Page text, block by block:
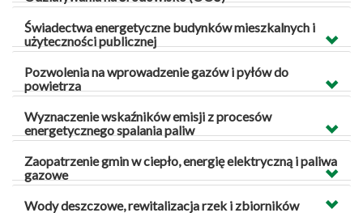
Świadectwa energetyczne budynków mieszkalnych i
użyteczności publicznej
Pozwolenia na wprowadzenie gazów i pyłów do
powietrza
Wyznaczenie wskaźników emisji z procesów
energetycznego spalania paliw
Zaopatrzenie gmin w ciepło, energię elektryczną i paliwa
gazowe
Wody deszczowe, rewitalizacja rzek i zbiorników